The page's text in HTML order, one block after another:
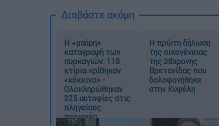
Διαβάστε ακόμη
Η «μαύρη»
καταγραφή των
πυρκαγιών: 118
κτίρια κρίθηκαν
«κόκκινα» -
Ολοκληρώθηκαν
325 αυτοψίες στις
πληγείσες
περιοχές
Η πρώτη δήλωση
της οικογένειας
της 38χρονης
Βρετανίδας που
δολοφονήθηκε
στην Κυψέλη